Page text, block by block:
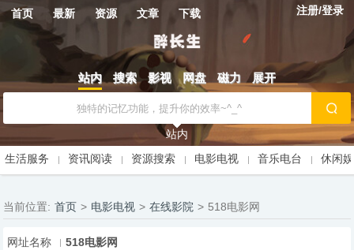
首页 最新 资源 文章 下载 注册/登录
站内 搜索 影视 网盘 磁力 展开
站内
生活服务
资讯阅读 资源搜索 电影电视 音乐电台 休闲
当前位置: 首页 > 电影电视 > 在线影院 > 518电影网
网址名称
518电影网